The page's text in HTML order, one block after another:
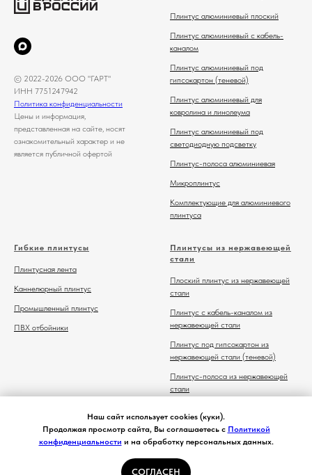
Наш сайт использует cookies (куки).
Продолжая просмотр сайта, Вы соглашаетесь с Политикой
конфиденциальности и на обработку персональных данных.
СОГЛАСЕН
© 2022-2026 ООО "ГАРТ"
ИНН 7751247942
Политика конфиденциальности
Цены и информация,
представленная на сайте, носят
ознакомительный характер и не
является публичной офертой
Плинтус алюминиевый плоский
Плинтус алюминиевый с кабель-
каналом
Плинтус алюминиевый под
гипсокартон (теневой)
Плинтус алюминиевый для
ковролина и линолеума
Плинтус алюминиевый под
светодиодную подсветку
Плинтус-полоса алюминиевая
Микроплинтус
Комплектующие для алюминиевого
плинтуса
Гибкие плинтусы
Плинтусная лента
Каннелюрный плинтус
Промышленный плинтус
ПВХ отбойники
Плинтусы из нержавеющей
стали
Плоский плинтус из нержавеющей
стали
Плинтус с кабель-каналом из
нержавеющей стали
Плинтус под гипсокартон из
нержавеющей стали (теневой)
Плинтус-полоса из нержавеющей
стали
нержавеющей стали